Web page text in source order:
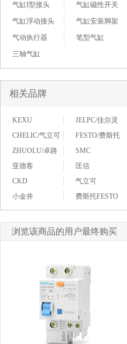
气缸I型接头
气缸磁性开关
气缸浮动接头
气缸安装脚架
气动执行器
笔型气缸
三轴气缸
相关品牌
KEXU
JELPC/佳尔灵
CHELIC/气立可
FESTO/费斯托
ZHUOLU/卓路
SMC
亚德客
匡信
CKD
气立可
小金井
费斯托FESTO
浏览该商品的用户最终购买